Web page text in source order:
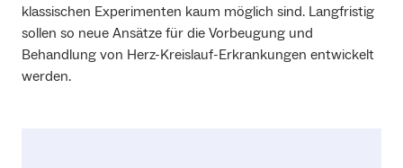
klassischen Experimenten kaum möglich sind. Langfristig
sollen so neue Ansätze für die Vorbeugung und
Behandlung von Herz-Kreislauf-Erkrankungen entwickelt
werden.